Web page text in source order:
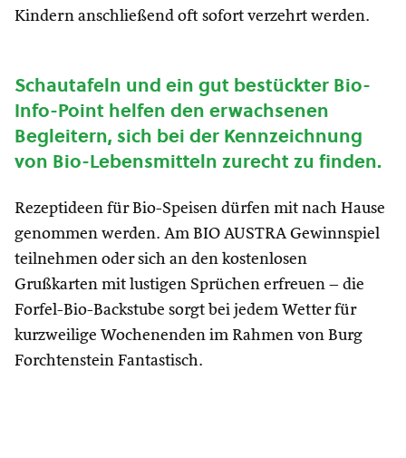
Kindern anschließend oft sofort verzehrt werden.
Schautafeln und ein gut bestückter Bio-
Info-Point helfen den erwachsenen
Begleitern, sich bei der Kennzeichnung
von Bio-Lebensmitteln zurecht zu finden.
Rezeptideen für Bio-Speisen dürfen mit nach Hause
genommen werden. Am BIO AUSTRA Gewinnspiel
teilnehmen oder sich an den kostenlosen
Grußkarten mit lustigen Sprüchen erfreuen – die
Forfel-Bio-Backstube sorgt bei jedem Wetter für
kurzweilige Wochenenden im Rahmen von Burg
Forchtenstein Fantastisch.